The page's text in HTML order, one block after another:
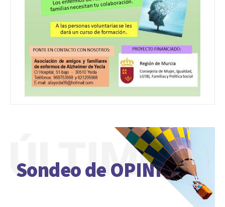
Sondeo de OPINIÓN
ÚLTIMO